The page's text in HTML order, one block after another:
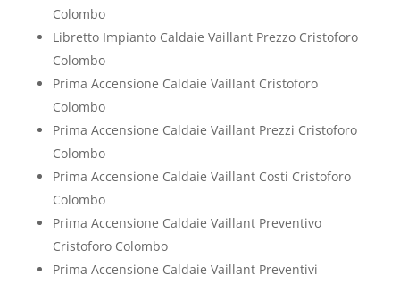
Colombo
Libretto Impianto Caldaie Vaillant Prezzo Cristoforo
Colombo
Prima Accensione Caldaie Vaillant Cristoforo
Colombo
Prima Accensione Caldaie Vaillant Prezzi Cristoforo
Colombo
Prima Accensione Caldaie Vaillant Costi Cristoforo
Colombo
Prima Accensione Caldaie Vaillant Preventivo
Cristoforo Colombo
Prima Accensione Caldaie Vaillant Preventivi